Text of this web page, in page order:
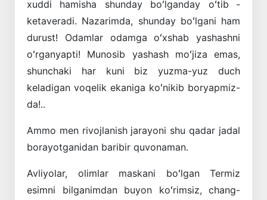
xuddi hamisha shunday boʻlganday oʻtib ­
ketaveradi. Nazarimda, shunday boʻlgani ham
durust! Odamlar odamga oʻxshab yashashni
oʻrgan­yapti! Munosib yashash moʻjiza emas,
shunchaki har kuni biz yuzma-yuz duch
keladigan voqelik ekaniga koʻnikib boryapmiz-
da!..
Ammo men rivojlanish jarayoni shu qadar jadal
borayotganidan baribir quvonaman.
Avliyolar, olimlar maskani boʻlgan Termiz
esimni bilganimdan buyon koʻrimsiz, chang-